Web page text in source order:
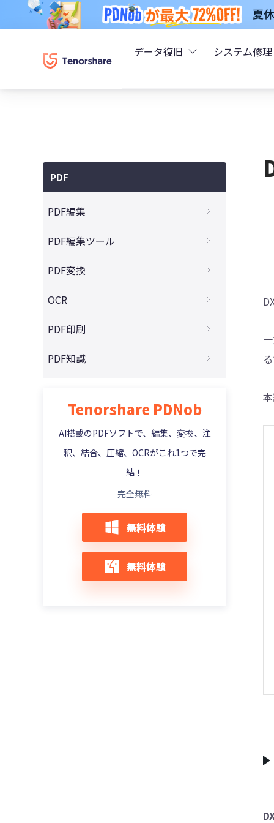
データ復旧
UltData - LINEデータ
UltData - WhatsApp
4DDiG - Windowsデー
4DDiG - Macデータ復元
4DDiG - 動画修復
システム修理
PDF
PDF編集
買い切りのPDF編集ソフトおすすめ5選
PDFが編集できない原因と解決法を解説！
初心者必見！PDFに画像を貼り付ける裏技
PDF編集ツール
Acrobat Proに代わるPDF編集ソフト10選
Just PDF徹底レビュ
PDF24 Creatorを実際に使ってみたレビュ
FoxitとTenorshare PDNobを機能・価格
で比較
Adobe AcrobatとTenorshare PDNobの比
PDF変換
スキャンしたPDFをエクセルに変換する
PDFを画像に変換する方法とお勧めツール
XDWをPDFに変換する方法4選
EPUBをPDFに変換するには？
PDFを写真として保存方法とは？
OCR
OCRフリーソフト8選おすすめと使い方
PDF印刷
PDFの一部だけを印刷したい？
PDF知識
文章校正AIツールおすすめ6選
Tenorshare PDNob
AI搭載のPDFソフトで、編集、変換、注
釈、結合、圧縮、OCRがこれ1つで完
結！
完全無料
無料体験
無料体験